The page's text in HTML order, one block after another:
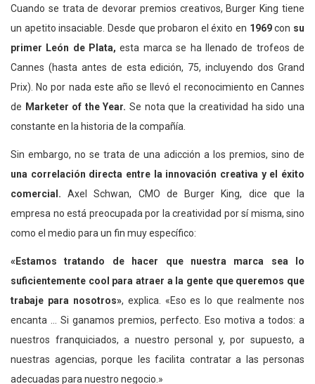
Cuando se trata de devorar premios creativos, Burger King tiene
un apetito insaciable. Desde que probaron el éxito en 1969con su
primer León de Plata, esta marca se ha llenado de trofeos de
Cannes (hasta antes de esta edición, 75, incluyendo dos Grand
Prix). No por nada este año se llevó el reconocimiento en Cannes
de Marketer of the Year. Se nota que la creatividad ha sido una
constante en la historia de la compañía.
Sin embargo, no se trata de una adicción a los premios, sino de
una correlación directa entre la innovación creativa y el éxito
comercial. Axel Schwan, CMO de Burger King, dice que la
empresa no está preocupada por la creatividad por sí misma, sino
como el medio para un fin muy específico:
«Estamos tratando de hacer que nuestra marca sea lo
suficientemente cool para atraer a la gente que queremos que
trabaje para nosotros», explica. «Eso es lo que realmente nos
encanta … Si ganamos premios, perfecto. Eso motiva a todos: a
nuestros franquiciados, a nuestro personal y, por supuesto, a
nuestras agencias, porque les facilita contratar a las personas
adecuadas para nuestro negocio.»